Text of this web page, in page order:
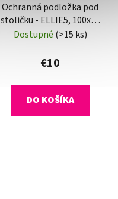
Ochranná podložka pod
stoličku - ELLIE5, 100x50
cm, 0,8 mm
Dostupné (>15 ks)
€10
DO KOŠÍKA